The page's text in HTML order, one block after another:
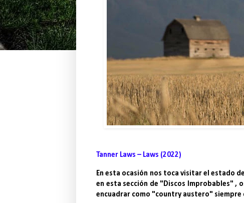
Tanner Laws – Laws (2022)
En esta ocasión nos toca visitar el estado
en esta sección de "Discos Improbables" ,
encuadrar como "country austero" siempre